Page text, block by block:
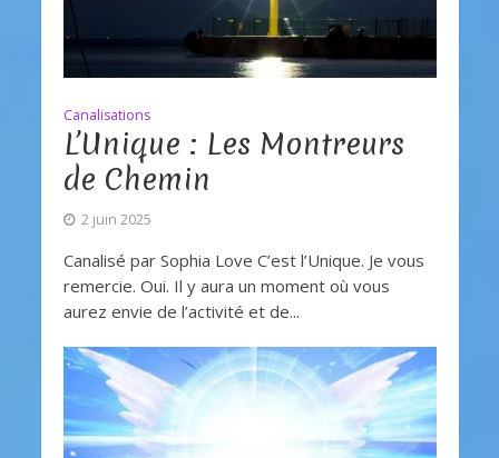
Canalisations
L’Unique : Les Montreurs
de Chemin
2 juin 2025
Canalisé par Sophia Love C’est l’Unique. Je vous
remercie. Oui. Il y aura un moment où vous
aurez envie de l’activité et de...